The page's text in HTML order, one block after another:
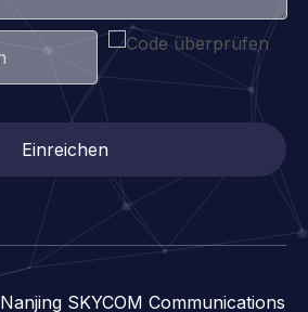
Einreichen
Nanjing SKYCOM Communications